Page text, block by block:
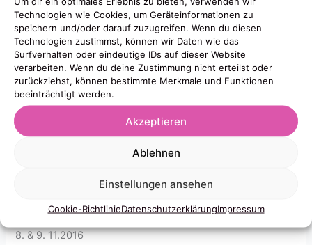
Technologien wie Cookies, um Geräteinformationen zu
speichern und/oder darauf zuzugreifen. Wenn du diesen
Technologien zustimmst, können wir Daten wie das
Surfverhalten oder eindeutige IDs auf dieser Website
verarbeiten. Wenn du deine Zustimmung nicht erteilst oder
zurückziehst, können bestimmte Merkmale und Funktionen
beeinträchtigt werden.
Akzeptieren
Ablehnen
Einstellungen ansehen
Cookie-RichtlinieDatenschutzerklärungImpressum
8. & 9. 11.2016